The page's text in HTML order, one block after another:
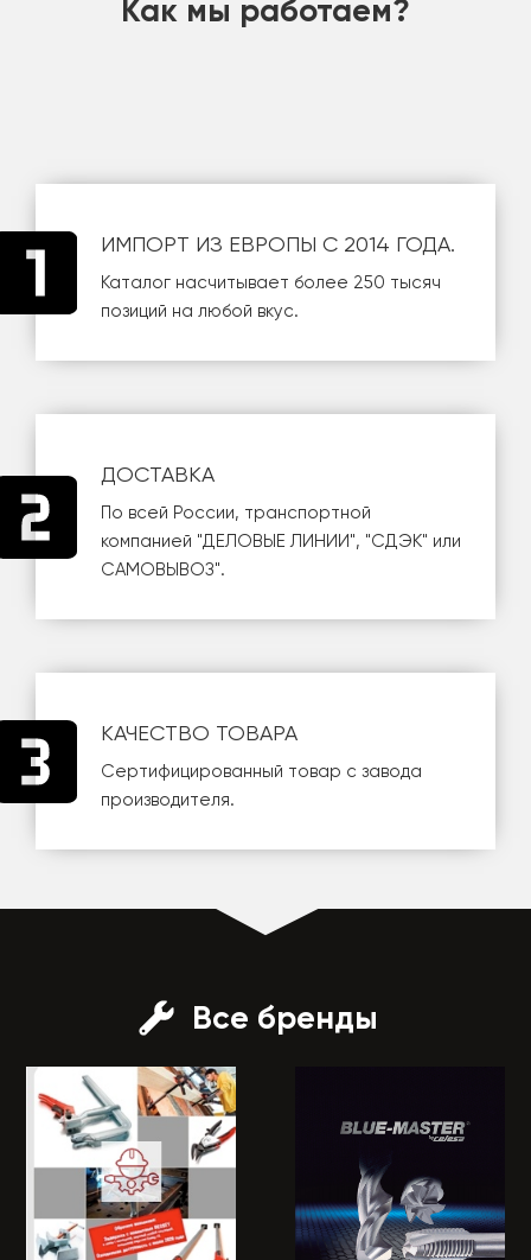
Как мы работаем?
ИМПОРТ ИЗ ЕВРОПЫ С 2014 ГОДА.
Каталог насчитывает более 250 тысяч
позиций на любой вкус.
ДОСТАВКА
По всей России, транспортной
компанией "ДЕЛОВЫЕ ЛИНИИ", "СДЭК" или
САМОВЫВОЗ".
КАЧЕСТВО ТОВАРА
Сертифицированный товар с завода
производителя.
Все бренды